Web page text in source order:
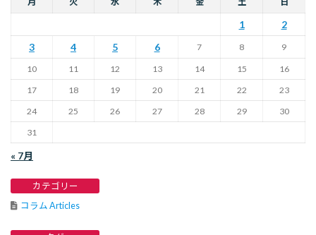
1
2
3
4 5 6 7 8 9
10 11 12 13 14 15
16
17
18 19 20 21 22
23
24
25 26 27 28 29
30
31
« 7月
カテゴリー
コラム Articles